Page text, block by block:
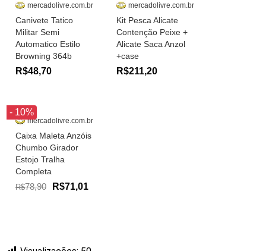
mercadolivre.com.br
Canivete Tatico
Militar Semi
Automatico Estilo
Browning 364b
R$48,70
mercadolivre.com.br
Kit Pesca Alicate
Contenção Peixe +
Alicate Saca Anzol
+case
R$211,20
- 10%
mercadolivre.com.br
Caixa Maleta Anzóis
Chumbo Girador
Estojo Tralha
Completa
R$78,90 R$71,01